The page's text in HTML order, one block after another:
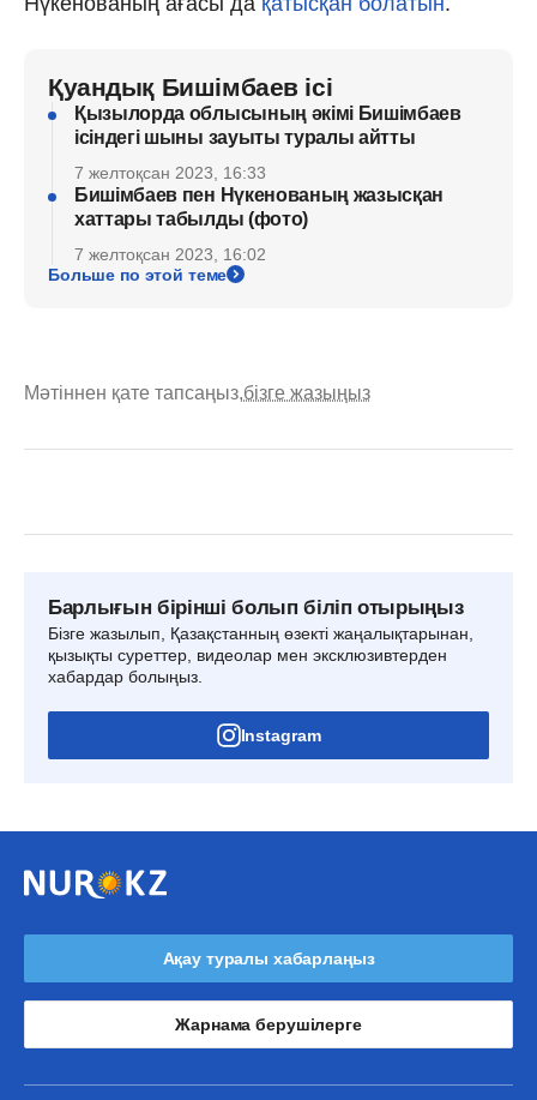
Қуандық Бишімбаев ісі
Қызылорда облысының әкімі Бишімбаев
ісіндегі шыны зауыты туралы айтты
7 желтоқсан 2023, 16:33
Бишімбаев пен Нүкенованың жазысқан
хаттары табылды (фото)
7 желтоқсан 2023, 16:02
Больше по этой теме
Мәтіннен қате тапсаңыз,бізге жазыңыз
Барлығын бірінші болып біліп отырыңыз
Бізге жазылып, Қазақстанның өзекті жаңалықтарынан,
қызықты суреттер, видеолар мен эксклюзивтерден
хабардар болыңыз.
Instagram
Ақау туралы хабарлаңыз
Жарнама берушілерге